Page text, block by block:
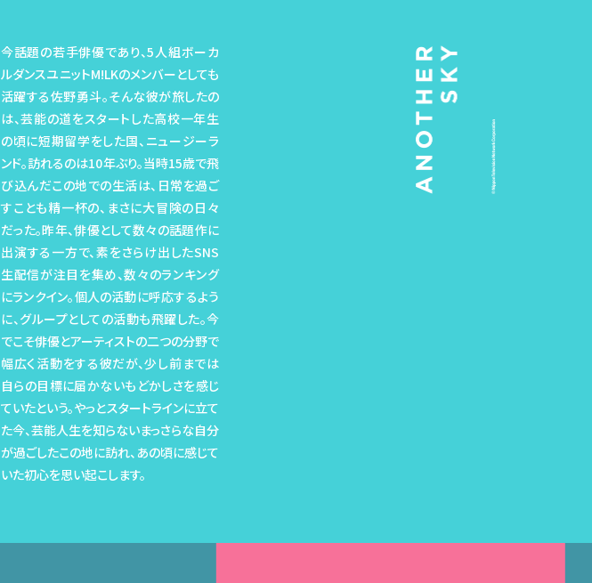
今話題の若手俳優であり、5人組ボーカ
ルダンスユニットM!LKのメンバーとしても
活躍する佐野勇斗。そんな彼が旅したの
は、芸能の道をスタートした高校一年生
の頃に短期留学をした国、ニュージーラ
ンド。訪れるのは10年ぶり。当時15歳で飛
び込んだこの地での生活は、日常を過ご
すことも精一杯の、まさに大冒険の日々
だった。昨年、俳優として数々の話題作に
出演する一方で、素をさらけ出したSNS
生配信が注目を集め、数々のランキング
にランクイン。個人の活動に呼応するよう
に、グループとしての活動も飛躍した。今
でこそ俳優とアーティストの二つの分野で
幅広く活動をする彼だが、少し前までは
自らの目標に届かないもどかしさを感じ
ていたという。やっとスタートラインに立て
た今、芸能人生を知らないまっさらな自分
が過ごしたこの地に訪れ、あの頃に感じて
いた初心を思い起こします。